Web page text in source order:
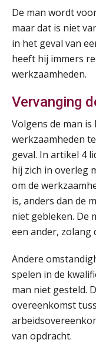
De man wordt
maar dat is niet
in het geval van
heeft hij immers
werkzaamheden.
Vervanging
Volgens de man
werkzaamheden
geval. In artikel 4
hij zich in overleg
om de
is, anders dan de
niet gebleken. De
een ander, zolang
Andere
spelen in de
man niet gesteld.
overeenkomst
van opdracht.